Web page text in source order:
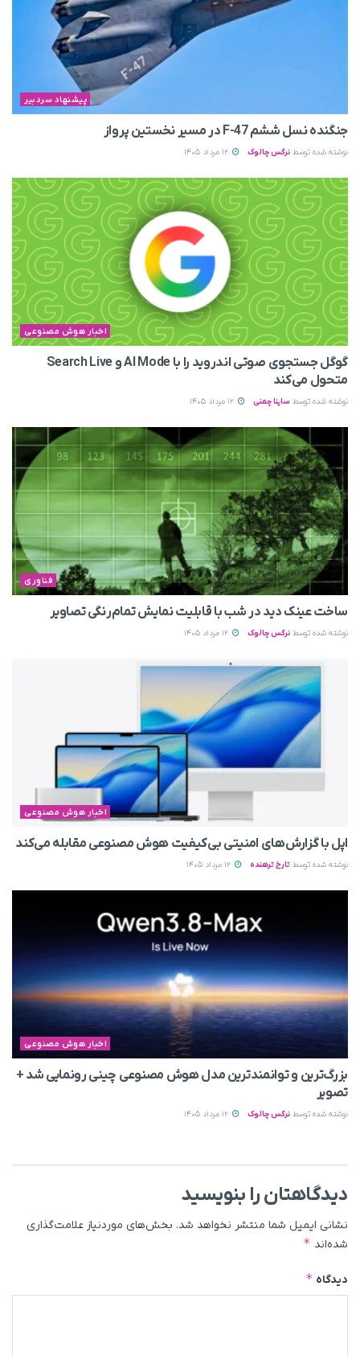
پیشنهاد سردبیر
جنگنده نسل ششم F-47 در مسیر نخستین پرواز
نوشته شده توسط نرگس چالوک
اخبار هوش مصنوعی
گوگل جستجوی صوتی اندروید را با AI Mode و Search Live
متحول می‌کند
نوشته شده توسط ساینا چمنی
فناوری
ساخت عینک دید در شب با قابلیت نمایش تمام‌رنگی تصاویر
نوشته شده توسط نرگس چالوک
اخبار هوش مصنوعی
اپل با گزارش‌های امنیتی بی‌کیفیت هوش مصنوعی مقابله می‌کند
نوشته شده توسط تارخ ترهنده
اخبار هوش مصنوعی
بزرگ‌ترین و توانمندترین مدل هوش مصنوعی چینی رونمایی شد +
تصویر
نوشته شده توسط نرگس چالوک
دیدگاهتان را بنویسید
نشانی ایمیل شما منتشر نخواهد شد. بخش‌های موردنیاز علامت‌گذاری
شده‌اند *
دیدگاه *